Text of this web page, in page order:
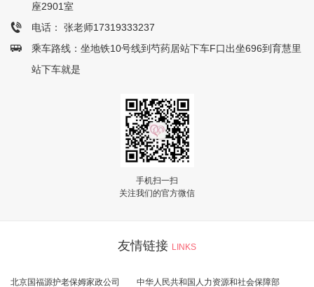
座2901室
电话： 张老师17319333237
乘车路线：坐地铁10号线到芍药居站下车F口出坐696到育慧里
站下车就是
手机扫一扫
关注我们的官方微信
友情链接 LINKS
北京国福源护老保姆家政公司 中华人民共和国人力资源和社会保障部